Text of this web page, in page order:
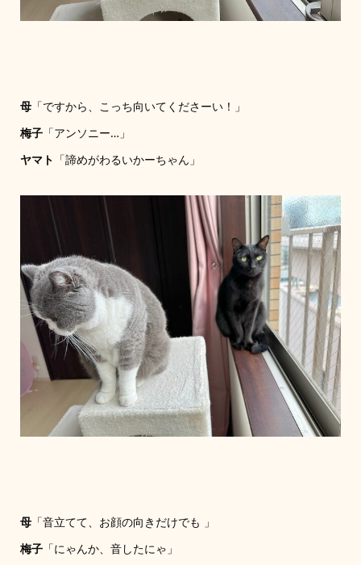
母「ですから、こっち向いてくださーい！」
梅子「アンソニー…」
ヤマト 「諦めがわるいかーちゃん」
母「音立てて、お顔の向きだけでも 」
梅子「にゃんか、音したにゃ」